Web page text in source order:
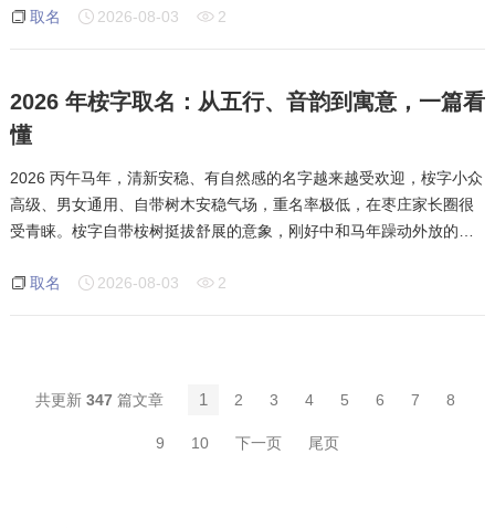
松弛字 + 瑜伽属性，静、舒、柔、禅
取名 2026-08-03 2
2026 年桉字取名：从五行、音韵到寓意，一篇看
懂
2026 丙午马年，清新安稳、有自然感的名字越来越受欢迎，桉字小众
高级、男女通用、自带树木安稳气场，重名率极低，在枣庄家长圈很
受青睐。桉字自带桉树挺拔舒展的意象，刚好中和马年躁动外放的性
拔向上、有韧性有定力，人生如桉树一
取名 2026-08-03 2
347 1 2 3 4 5 6 7 8
9 10 下一页 尾页